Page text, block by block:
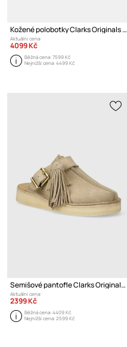
Kožené polobotky Clarks Originals CUR Oxford 1
Aktuální cena:
4099 Kč
Běžná cena:7599 Kč
Nejnižší cena:4499 Kč
Semišové pantofle Clarks Originals Trek Mule
Aktuální cena:
2399 Kč
Běžná cena:4409 Kč
Nejnižší cena:2599 Kč